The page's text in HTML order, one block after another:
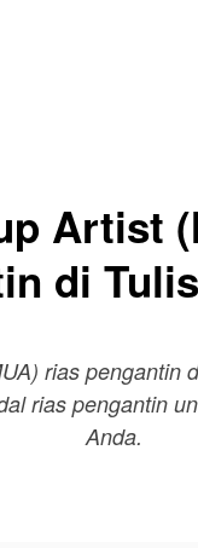
Artist
di
rias pengantin
rias pengantin
Anda.